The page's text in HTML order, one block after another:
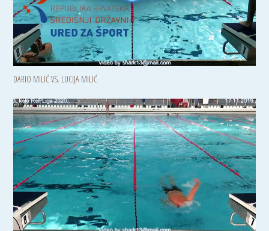
DARIO MILIĆ VS. LUCIJA MILIĆ